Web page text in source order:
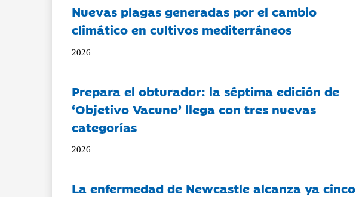
Nuevas plagas generadas por el cambio
climático en cultivos mediterráneos
2026
Prepara el obturador: la séptima edición de
‘Objetivo Vacuno’ llega con tres nuevas
categorías
2026
La enfermedad de Newcastle alcanza ya cinco